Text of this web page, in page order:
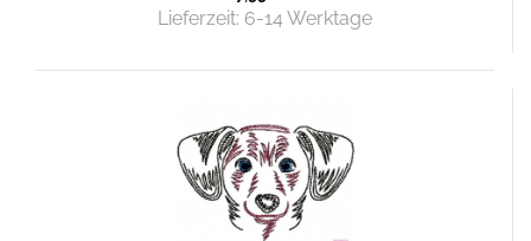
Lieferzeit: 6-14 Werktage